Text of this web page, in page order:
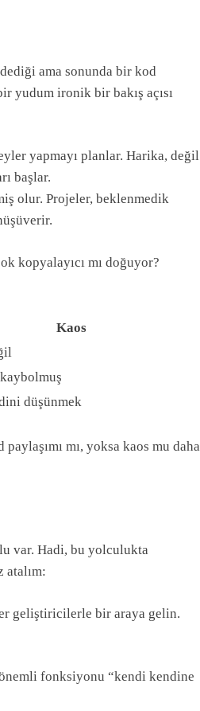
ama sonunda bir kod
yudum ironik bir bakış açısı
yapmayı planlar. Harika, değil
başlar.
olur. Projeler, beklenmedik
kopyalayıcı mı doğuyor?
Kaos
düşünmek
mı, yoksa kaos mu daha
var. Hadi, bu yolculukta
atalım:
geliştiricilerle bir araya gelin.
fonksiyonu “kendi kendine